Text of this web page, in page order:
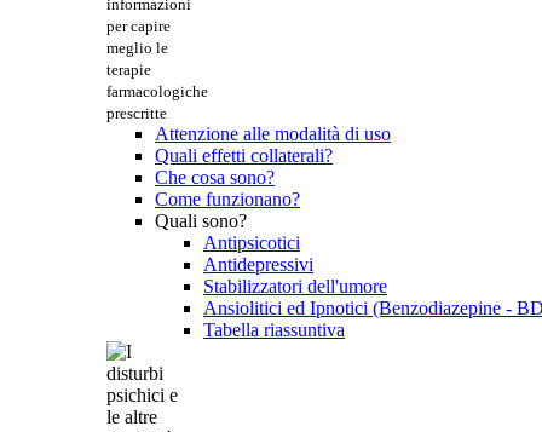
informazioni
per capire
meglio le
terapie
farmacologiche
prescritte
Attenzione alle modalità di uso
Quali effetti collaterali?
Che cosa sono?
Come funzionano?
Quali sono?
Antipsicotici
Antidepressivi
Stabilizzatori dell'umore
Ansiolitici ed Ipnotici (Benzodiazepine -
Tabella riassuntiva